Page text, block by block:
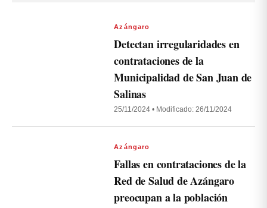
Azángaro
Detectan irregularidades en
contrataciones de la
Municipalidad de San Juan de
Salinas
25/11/2024 • Modificado: 26/11/2024
Azángaro
Fallas en contrataciones de la
Red de Salud de Azángaro
preocupan a la población